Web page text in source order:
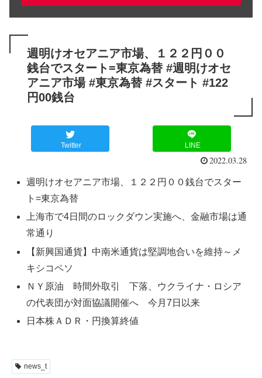
週明けオセアニア市場、１２２円００
銭台でスタート=東京為替 #週明けオセ
アニア市場 #東京為替 #スタート #122
円00銭台
Twitter LINE
2022.03.28
週明けオセアニア市場、１２２円００銭台でスター
ト=東京為替
上海市で4日間のロックダウン実施へ、金融市場は通
常通り
【新興国通貨】中南米通貨は堅調地合いを維持～メ
キシコペソ
ＮＹ原油 時間外取引 下落、ウクライナ・ロシア
の代表団が対面協議開催へ 今月7日以来
日本株ＡＤＲ・円換算終値
news_t